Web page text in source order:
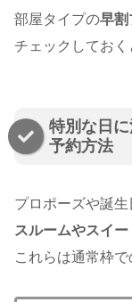
部屋タイプの早割
チェックしておく
特別な日
予約方法
プロポーズや誕生
スルームやスイ
これらは通常枠で